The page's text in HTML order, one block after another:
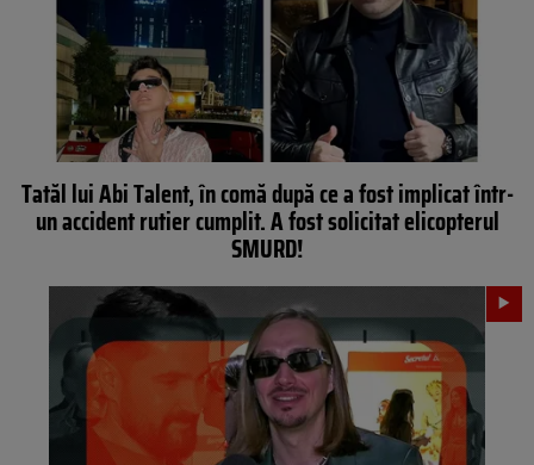
Tatăl lui Abi Talent, în comă după ce a fost implicat într-
un accident rutier cumplit. A fost solicitat elicopterul
SMURD!